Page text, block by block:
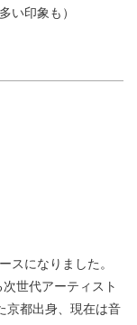
い印象も）
スになりました。
世代アーティスト
京都出身、現在は音